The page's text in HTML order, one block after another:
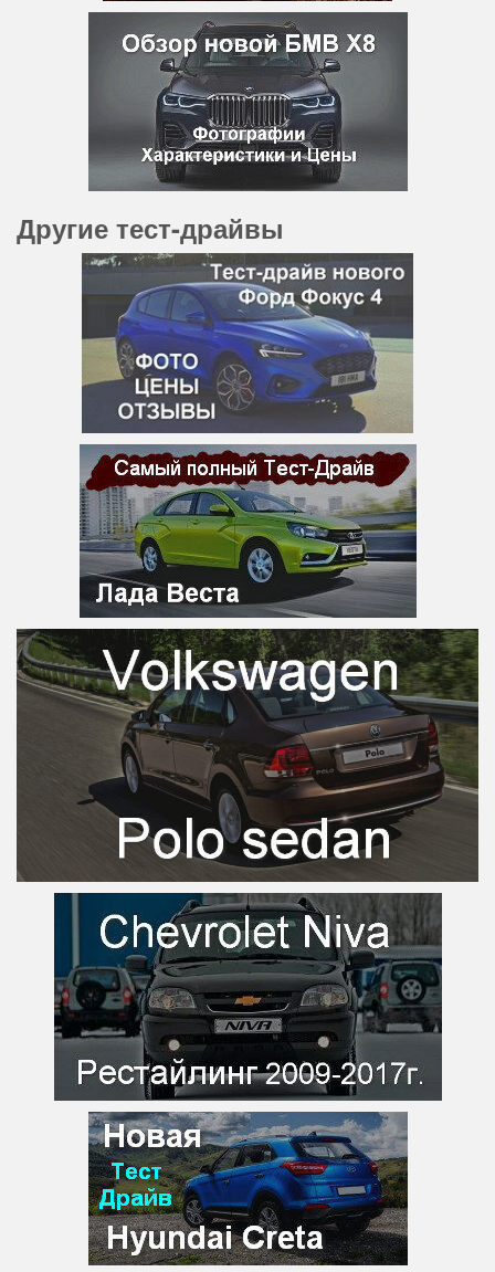
Другие тест-драйвы